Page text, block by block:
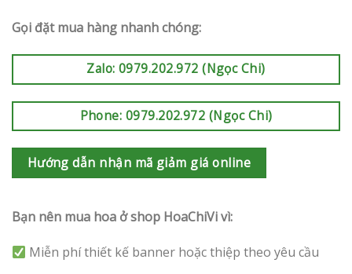
Gọi đặt mua hàng nhanh chóng:
Zalo: 0979.202.972 (Ngọc Chi)
Phone: 0979.202.972 (Ngọc Chi)
Hướng dẫn nhận mã giảm giá online
Bạn nên mua hoa ở shop HoaChiVi vì:
Miễn phí thiết kế banner hoặc thiệp theo yêu cầu